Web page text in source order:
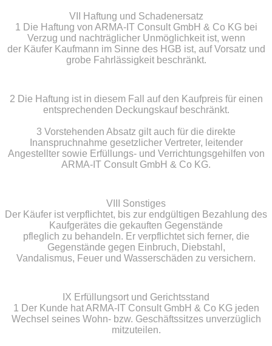
VII Haftung und Schadenersatz
1 Die Haftung von ARMA-IT Consult GmbH & Co KG bei
Verzug und nachträglicher Unmöglichkeit ist, wenn
der Käufer Kaufmann im Sinne des HGB ist, auf Vorsatz und
grobe Fahrlässigkeit beschränkt.
2 Die Haftung ist in diesem Fall auf den Kaufpreis für einen
entsprechenden Deckungskauf beschränkt.
3 Vorstehenden Absatz gilt auch für die direkte
Inanspruchnahme gesetzlicher Vertreter, leitender
Angestellter sowie Erfüllungs- und Verrichtungsgehilfen von
ARMA-IT Consult GmbH & Co KG.
VIII Sonstiges
Der Käufer ist verpflichtet, bis zur endgültigen Bezahlung des
Kaufgerätes die gekauften Gegenstände
pfleglich zu behandeln. Er verpflichtet sich ferner, die
Gegenstände gegen Einbruch, Diebstahl,
Vandalismus, Feuer und Wasserschäden zu versichern.
IX Erfüllungsort und Gerichtsstand
1 Der Kunde hat ARMA-IT Consult GmbH & Co KG jeden
Wechsel seines Wohn- bzw. Geschäftssitzes unverzüglich
mitzuteilen.